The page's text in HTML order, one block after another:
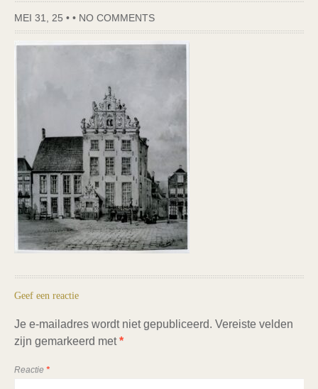
MEI 31, 25 • • NO COMMENTS
Geef een reactie
Je e-mailadres wordt niet gepubliceerd. Vereiste velden
zijn gemarkeerd met*
Reactie *